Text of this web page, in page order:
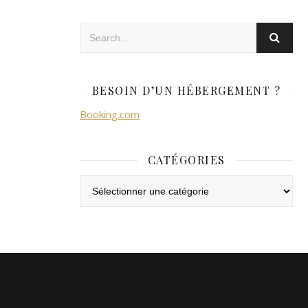
BESOIN D’UN HÉBERGEMENT ?
Booking.com
CATÉGORIES